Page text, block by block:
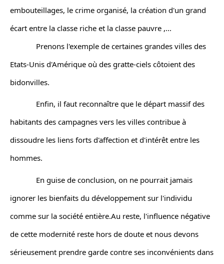
embouteillages, le crime organisé, la création d'un grand
écart entre la classe riche et la classe pauvre ,...
Etats-Unis d'Amérique où des gratte-ciels côtoient des
bidonvilles.
habitants des campagnes vers les villes contribue à
dissoudre les liens forts d'affection et d'intérêt entre les
hommes.
ignorer les bienfaits du développement sur l'individu
comme sur la société entière.Au reste, l'influence négative
de cette modernité reste hors de doute et nous devons
sérieusement prendre garde contre ses inconvénients dans